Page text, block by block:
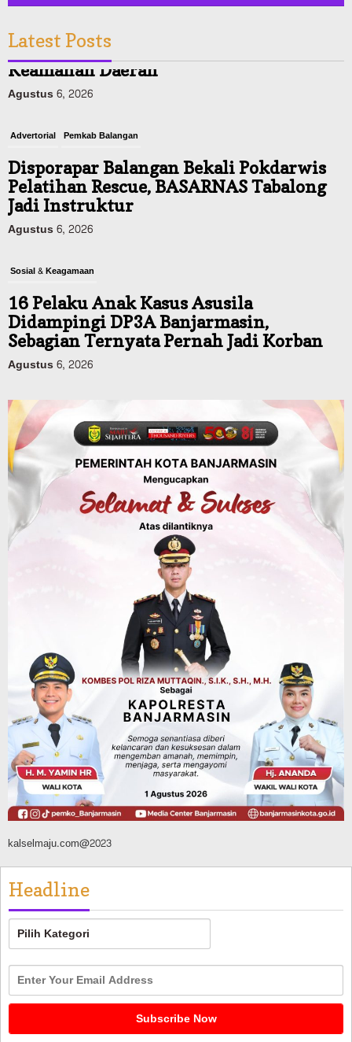
Latest Posts
Advertorial Pemkab Balangan
Pelatihan Rescue, BASARNAS Tabalong
Jadi Instruktur
Agustus 6, 2026
Sosial & Keagamaan
Didampingi DP3A Banjarmasin,
Sebagian Ternyata Pernah Jadi Korban
Agustus 6, 2026
Dinas PUPR Kalsel
Pemerintah Janji Tingkatkan Fasilitas
Keselamatan Jalan Alternatif
Banjarbaru–Batulicin
Agustus 6, 2026
Dinas Kehutanan Kalsel
Tahura Sultan Adam Sempat Alami
Kebakaran Lahan, Api Berhasil
Dipadamkan, Kadishut Kalsel
Memimpin Langsung Aksi di Lapangan
Advertorial Pemkab Balangan
Silaturahmi ke DPRD Balangan, Kapolres
AKBP Arif Mansyur Perkuat Koordinasi
Keamanan Daerah
Agustus 6, 2026
kalselmaju.com@2023
Headline
Headline